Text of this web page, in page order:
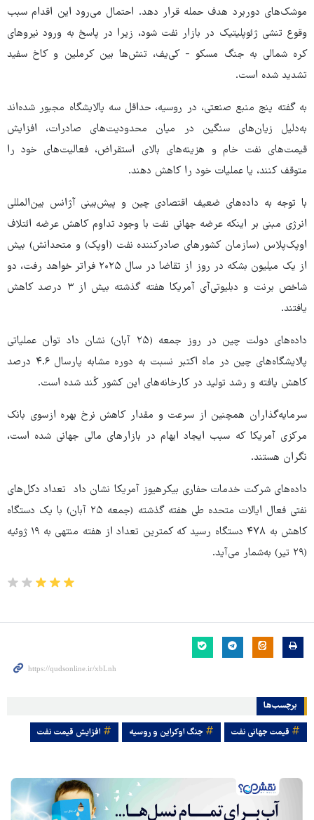
موشک‌های دوربرد هدف حمله قرار دهد. احتمال می‌رود این اقدام سبب
وقوع تنشی ژئوپلیتیک در بازار نفت شود، زیرا در پاسخ به ورود نیروهای
کره شمالی به جنگ مسکو - کی‌یف، تنش‌ها بین کرملین و کاخ سفید
تشدید شده است.
به گفته پنج منبع صنعتی، در روسیه، حداقل سه پالایشگاه مجبور شده‌اند
به‌دلیل زیان‌های سنگین در میان محدودیت‌های صادرات، افزایش
قیمت‌های نفت خام و هزینه‌های بالای استقراض، فعالیت‌های خود را
متوقف کنند، یا عملیات خود را کاهش دهند.
با توجه به داده‌های ضعیف اقتصادی چین و پیش‌بینی آژانس بین‌المللی
انرژی مبنی بر اینکه عرضه جهانی نفت با وجود تداوم کاهش عرضه ائتلاف
اوپک‌پلاس (سازمان کشورهای صادرکننده نفت (اوپک) و متحدانش) بیش
از یک میلیون بشکه در روز از تقاضا در سال ۲۰۲۵ فراتر خواهد رفت، دو
شاخص برنت و دبلیوتی‌آی آمریکا هفته گذشته بیش از ۳ درصد کاهش
یافتند.
داده‌های دولت چین در روز جمعه (۲۵ آبان) نشان داد توان عملیاتی
پالایشگاه‌های چین در ماه اکتبر نسبت به دوره مشابه پارسال ۴.۶ درصد
کاهش یافته و رشد تولید در کارخانه‌های این کشور کُند شده است.
سرمایه‌گذاران همچنین از سرعت و مقدار کاهش نرخ بهره ازسوی بانک
مرکزی آمریکا که سبب ایجاد ابهام در بازارهای مالی جهانی شده است،
نگران هستند.
داده‌های شرکت خدمات حفاری بیکرهیوز آمریکا نشان داد تعداد دکل‌های
نفتی فعال ایالات متحده طی هفته گذشته (جمعه ۲۵ آبان) با یک دستگاه
کاهش به ۴۷۸ دستگاه رسید که کمترین تعداد از هفته منتهی به ۱۹ ژوئیه
(۲۹ تیر) به‌شمار می‌آید.
برچسب‌ها
قیمت جهانی نفت جنگ اوکراین و روسیه افزایش قیمت نفت